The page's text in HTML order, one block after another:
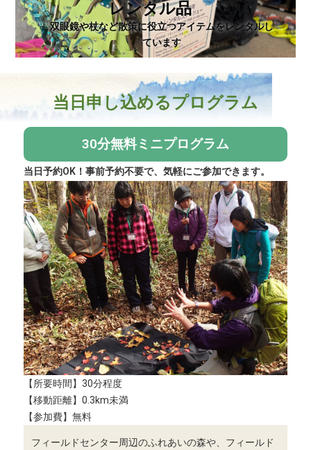
レンタル品
双眼鏡や杖など散策に役立つアイテムをレンタルし
ています
当日申し込めるプログラム
30分無料ミニプログラム
当日予約OK！事前予約不要で、気軽にご参加できます。
【所要時間】30分程度
【移動距離】0.3km未満
【参加費】無料
フィールドセンター周辺のふれあいの森や、フィールド